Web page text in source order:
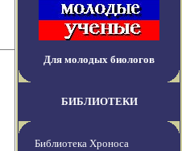
Для молодых биологов
БИБЛИОТЕКИ
Библиотека Хроноса